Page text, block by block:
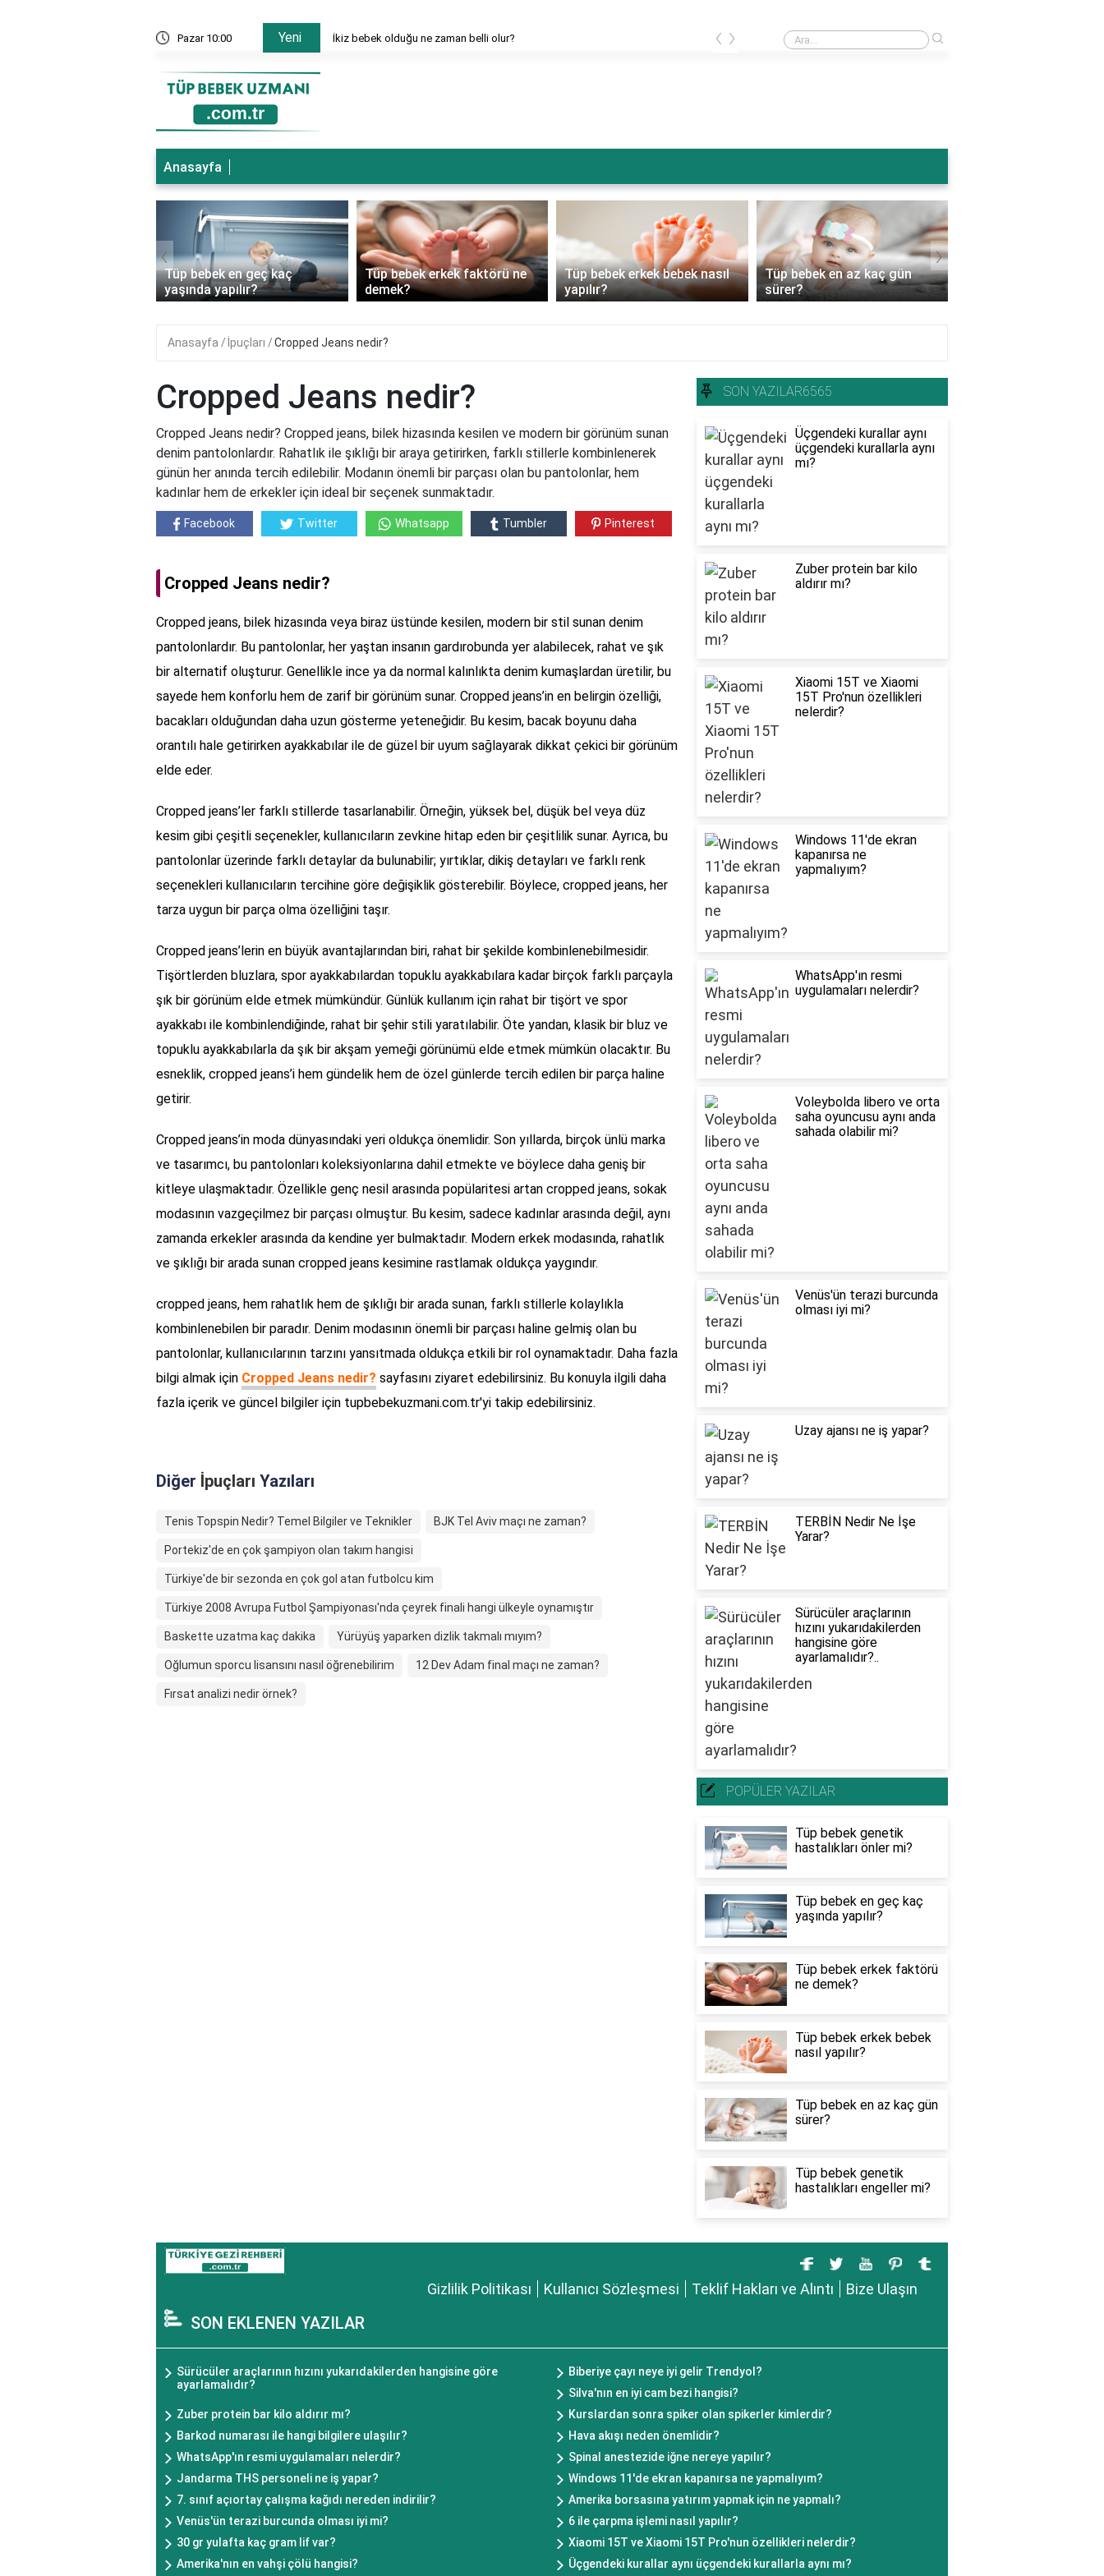
Pazar 10:00 Yeni İkiz bebek olduğu ne zaman belli olur? Ameliyattan sonra karın şişmesi normal mi?
‹ ›
Anasayfa
Tüp bebek en geç kaç
yaşında yapılır?
Tüp bebek erkek faktörü ne
demek?
Tüp bebek erkek bebek nasıl
yapılır?
Tüp bebek en az kaç gün
sürer?
‹ ›
Anasayfa İpuçları Cropped Jeans nedir?
Cropped Jeans nedir?
Cropped Jeans nedir? Cropped jeans, bilek hizasında kesilen ve modern bir görünüm sunan
denim pantolonlardır. Rahatlık ile şıklığı bir araya getirirken, farklı stillerle kombinlenerek
günün her anında tercih edilebilir. Modanın önemli bir parçası olan bu pantolonlar, hem
kadınlar hem de erkekler için ideal bir seçenek sunmaktadır.
Facebook Twitter Whatsapp Tumbler Pinterest
Cropped Jeans nedir?
Cropped jeans, bilek hizasında veya biraz üstünde kesilen, modern bir stil sunan denim
pantolonlardır. Bu pantolonlar, her yaştan insanın gardırobunda yer alabilecek, rahat ve şık
bir alternatif oluşturur. Genellikle ince ya da normal kalınlıkta denim kumaşlardan üretilir, bu
sayede hem konforlu hem de zarif bir görünüm sunar. Cropped jeans’in en belirgin özelliği,
bacakları olduğundan daha uzun gösterme yeteneğidir. Bu kesim, bacak boyunu daha
orantılı hale getirirken ayakkabılar ile de güzel bir uyum sağlayarak dikkat çekici bir görünüm
elde eder.
Cropped jeans’ler farklı stillerde tasarlanabilir. Örneğin, yüksek bel, düşük bel veya düz
kesim gibi çeşitli seçenekler, kullanıcıların zevkine hitap eden bir çeşitlilik sunar. Ayrıca, bu
pantolonlar üzerinde farklı detaylar da bulunabilir; yırtıklar, dikiş detayları ve farklı renk
seçenekleri kullanıcıların tercihine göre değişiklik gösterebilir. Böylece, cropped jeans, her
tarza uygun bir parça olma özelliğini taşır.
Cropped jeans’lerin en büyük avantajlarından biri, rahat bir şekilde kombinlenebilmesidir.
Tişörtlerden bluzlara, spor ayakkabılardan topuklu ayakkabılara kadar birçok farklı parçayla
şık bir görünüm elde etmek mümkündür. Günlük kullanım için rahat bir tişört ve spor
ayakkabı ile kombinlendiğinde, rahat bir şehir stili yaratılabilir. Öte yandan, klasik bir bluz ve
topuklu ayakkabılarla da şık bir akşam yemeği görünümü elde etmek mümkün olacaktır. Bu
esneklik, cropped jeans’i hem gündelik hem de özel günlerde tercih edilen bir parça haline
getirir.
Cropped jeans’in moda dünyasındaki yeri oldukça önemlidir. Son yıllarda, birçok ünlü marka
ve tasarımcı, bu pantolonları koleksiyonlarına dahil etmekte ve böylece daha geniş bir
kitleye ulaşmaktadır. Özellikle genç nesil arasında popülaritesi artan cropped jeans, sokak
modasının vazgeçilmez bir parçası olmuştur. Bu kesim, sadece kadınlar arasında değil, aynı
zamanda erkekler arasında da kendine yer bulmaktadır. Modern erkek modasında, rahatlık
ve şıklığı bir arada sunan cropped jeans kesimine rastlamak oldukça yaygındır.
cropped jeans, hem rahatlık hem de şıklığı bir arada sunan, farklı stillerle kolaylıkla
kombinlenebilen bir paradır. Denim modasının önemli bir parçası haline gelmiş olan bu
pantolonlar, kullanıcılarının tarzını yansıtmada oldukça etkili bir rol oynamaktadır. Daha fazla
bilgi almak için Cropped Jeans nedir? sayfasını ziyaret edebilirsiniz. Bu konuyla ilgili daha
fazla içerik ve güncel bilgiler için tupbebekuzmani.com.tr'yi takip edebilirsiniz.
Diğer İpuçları Yazıları
Tenis Topspin Nedir? Temel Bilgiler ve Teknikler BJK Tel Aviv maçı ne zaman?
Portekiz'de en çok şampiyon olan takım hangisi
Türkiye'de bir sezonda en çok gol atan futbolcu kim
Türkiye 2008 Avrupa Futbol Şampiyonası'nda çeyrek finali hangi ülkeyle oynamıştır
Baskette uzatma kaç dakika Yürüyüş yaparken dizlik takmalı mıyım?
Oğlumun sporcu lisansını nasıl öğrenebilirim 12 Dev Adam final maçı ne zaman?
Fırsat analizi nedir örnek?
SON YAZILAR6565
Üçgendeki kurallar aynı
üçgendeki kurallarla aynı
mı?
Zuber protein bar kilo
aldırır mı?
Xiaomi 15T ve Xiaomi
15T Pro'nun özellikleri
nelerdir?
Windows 11'de ekran
kapanırsa ne
yapmalıyım?
WhatsApp'ın resmi
uygulamaları nelerdir?
Voleybolda libero ve orta
saha oyuncusu aynı anda
sahada olabilir mi?
Venüs'ün terazi burcunda
olması iyi mi?
Uzay ajansı ne iş yapar?
TERBİN Nedir Ne İşe
Yarar?
Sürücüler araçlarının
hızını yukarıdakilerden
hangisine göre
ayarlamalıdır?..
POPÜLER YAZILAR
Tüp bebek genetik
hastalıkları önler mi?
Tüp bebek en geç kaç
yaşında yapılır?
Tüp bebek erkek faktörü
ne demek?
Tüp bebek erkek bebek
nasıl yapılır?
Tüp bebek en az kaç gün
sürer?
Tüp bebek genetik
hastalıkları engeller mi?
Gizlilik Politikası Kullanıcı Sözleşmesi Teklif Hakları ve Alıntı Bize Ulaşın
SON EKLENEN YAZILAR
Sürücüler araçlarının hızını yukarıdakilerden hangisine göre
ayarlamalıdır?
Biberiye çayı neye iyi gelir Trendyol?
Silva'nın en iyi cam bezi hangisi?
Zuber protein bar kilo aldırır mı?
Kurslardan sonra spiker olan spikerler kimlerdir?
Barkod numarası ile hangi bilgilere ulaşılır?
Hava akışı neden önemlidir?
WhatsApp'ın resmi uygulamaları nelerdir?
Spinal anestezide iğne nereye yapılır?
Jandarma THS personeli ne iş yapar?
Windows 11'de ekran kapanırsa ne yapmalıyım?
7. sınıf açıortay çalışma kağıdı nereden indirilir?
Amerika borsasına yatırım yapmak için ne yapmalı?
Venüs'ün terazi burcunda olması iyi mi?
6 ile çarpma işlemi nasıl yapılır?
30 gr yulafta kaç gram lif var?
Xiaomi 15T ve Xiaomi 15T Pro'nun özellikleri nelerdir?
Amerika'nın en vahşi çölü hangisi?
Üçgendeki kurallar aynı üçgendeki kurallarla aynı mı?